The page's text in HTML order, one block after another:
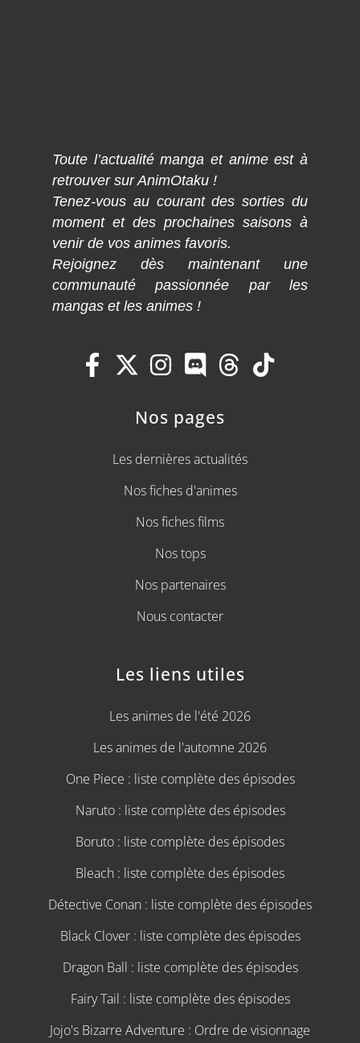
Toute l’actualité manga et anime est à
retrouver sur AnimOtaku !
Tenez-vous au courant des sorties du
moment et des prochaines saisons à
venir de vos animes favoris.
Rejoignez dès maintenant une
communauté passionnée par les
mangas et les animes !
Nos pages
Les dernières actualités
Nos fiches d'animes
Nos fiches films
Nos tops
Nos partenaires
Nous contacter
Les liens utiles
Les animes de l'été 2026
Les animes de l'automne 2026
One Piece : liste complète des épisodes
Naruto : liste complète des épisodes
Boruto : liste complète des épisodes
Bleach : liste complète des épisodes
Détective Conan : liste complète des épisodes
Black Clover : liste complète des épisodes
Dragon Ball : liste complète des épisodes
Fairy Tail : liste complète des épisodes
Jojo's Bizarre Adventure : Ordre de visionnage